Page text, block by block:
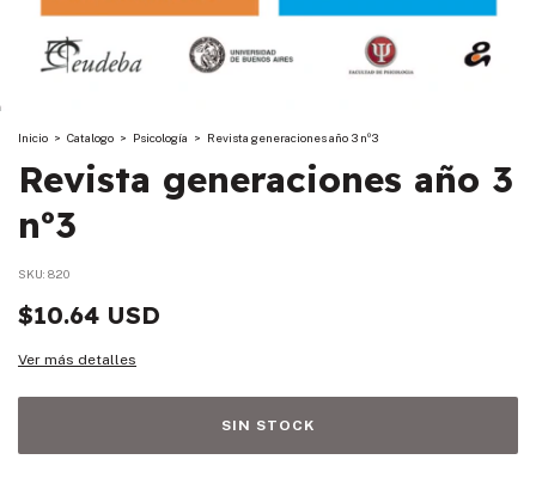
Inicio > Catalogo > Psicología > Revista generaciones año 3 nº3
Revista generaciones año 3
nº3
SKU: 820
$10.64 USD
Ver más detalles